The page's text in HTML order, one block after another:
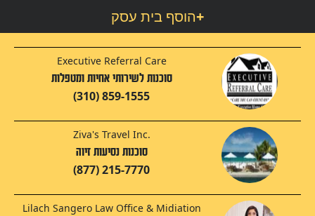
הוסף בית עסק+
Executive Referral Care
סוכנות לשירותי אחיות ומטפלות
(310) 859-1555
Ziva's Travel Inc.
סוכנות נסיעות זיוה
(877) 215-7770
Lilach Sangero Law Office & Midiation